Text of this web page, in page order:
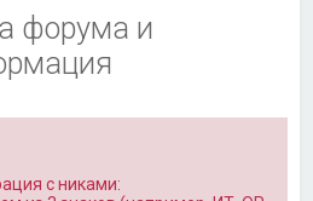
форума и
с никами: